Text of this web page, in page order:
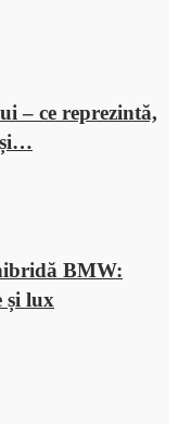
– ce reprezintă,
și…
BMW:
și lux